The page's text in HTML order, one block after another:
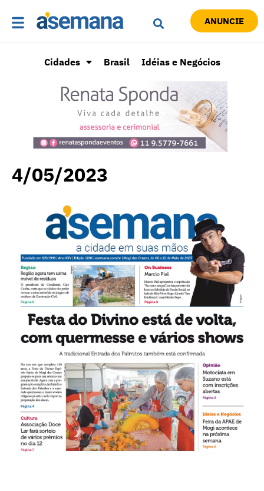
ANUNCIE
Cidades Brasil Idéias e Negócios
4/05/2023